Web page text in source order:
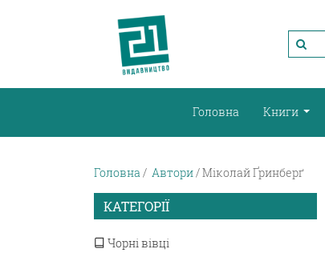
Головна Книги
Головна Автори Міколай Ґринберґ
КАТЕГОРІЇ
Чорні вівці